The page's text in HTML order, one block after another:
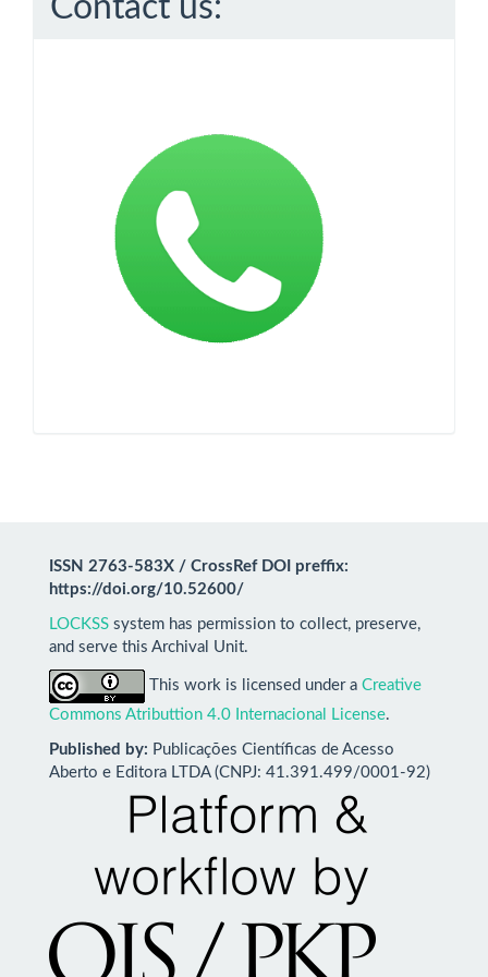
Contact us:
ISSN 2763-583X / CrossRef DOI preffix:
https://doi.org/10.52600/
LOCKSS system has permission to collect, preserve,
and serve this Archival Unit.
This work is licensed under a Creative
Commons Atributtion 4.0 Internacional License.
Published by: Publicações Científicas de Acesso
Aberto e Editora LTDA (CNPJ: 41.391.499/0001-92)